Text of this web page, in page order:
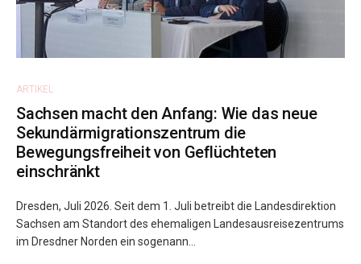
ARTIKEL
Sachsen macht den Anfang: Wie das neue
Sekundärmigrationszentrum die
Bewegungsfreiheit von Geflüchteten
einschränkt
Dresden, Juli 2026. Seit dem 1. Juli betreibt die Landesdirektion
Sachsen am Standort des ehemaligen Landesausreisezentrums
im Dresdner Norden ein sogenann...